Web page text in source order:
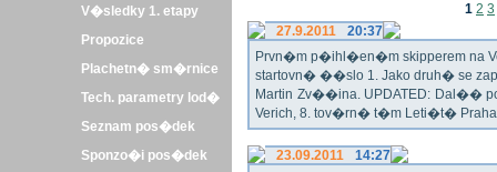
V�sledky 1. etapy
Propozice
Plachetn� sm�rnice
Tech. parametry lod�
Seznam pos�dek
Sponzo�i pos�dek
1 2 3
27.9.2011
20:37
Prvn�m p�ihl�en�m skipperem na
startovn� ��slo 1. Jako druh� se
Martin Zv��ina. UPDATED: Dal��
Verich, 8. tov�rn� t�m Leti�t� Praha
23.09.2011
14:27